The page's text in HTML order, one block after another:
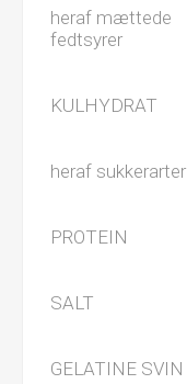
heraf mættede
fedtsyrer
KULHYDRAT
heraf sukkerarter
PROTEIN
SALT
GELATINE SVIN